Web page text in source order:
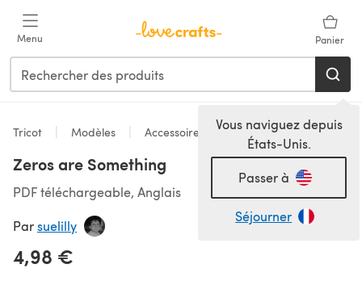
Menu Panier
Vous naviguez depuis
États-Unis.
Passer à
Séjourner
Tricot Modèles Accessoires
Zeros are Something
PDF téléchargeable, Anglais
Parsuelilly
4,98 €